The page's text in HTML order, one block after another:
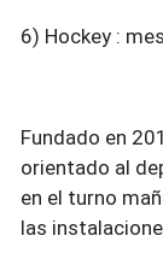
6) Hockey :
Fundado en
orientado al
en el turno
las